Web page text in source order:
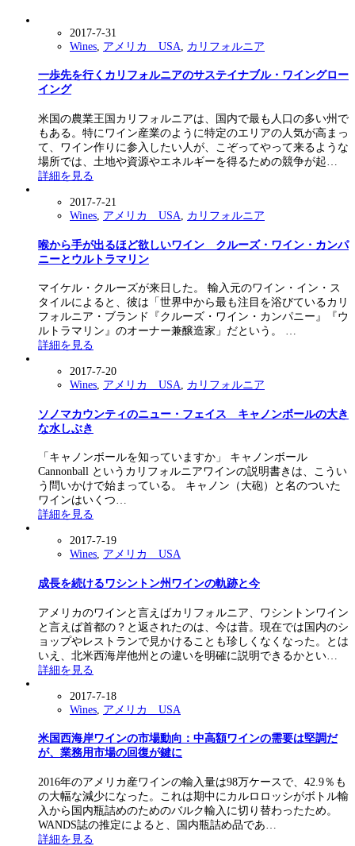
2017-7-31
Wines アメリカ USA カリフォルニア
一歩先を行くカリフォルニアのサステイナブル・ワイングロー
イング
米国の農業王国カリフォルニアは、国内で最も人口の多い州で
もある。特にワイン産業のように特定のエリアの人気が高まっ
て、ワイン作りに参入したい人が、こぞってやって来るような
場所では、土地や資源やエネルギーを得るための競争が起…
詳細を見る
2017-7-21
Wines アメリカ USA カリフォルニア
喉から手が出るほど欲しいワイン クルーズ・ワイン・カンパ
ニーとウルトラマリン
マイケル・クルーズが来日した。 輸入元のワイン・イン・ス
タイルによると、彼は「世界中から最も注目を浴びているカリ
フォルニア・ブランド『クルーズ・ワイン・カンパニー』『ウ
ルトラマリン』のオーナー兼醸造家」だという。 …
詳細を見る
2017-7-20
Wines, アメリカ USA, カリフォルニア
ソノマカウンティのニュー・フェイス キャノンボールの大き
な水しぶき
「キャノンボールを知っていますか」 キャノンボール
Cannonball というカリフォルニアワインの説明書きは、こうい
う問いかけで始まっている。 キャノン（大砲）と名のついた
ワインはいくつ…
詳細を見る
2017-7-19
Wines, アメリカ USA
成長を続けるワシントン州ワインの軌跡と今
アメリカのワインと言えばカリフォルニア、ワシントンワイン
と言えば首都の？と返されたのは、今は昔。現在では国内のシ
ョップやレストランで見かけることも珍しくなくなった。とは
いえ、北米西海岸他州との違いを明確に説明できるかとい…
詳細を見る
2017-7-18
Wines アメリカ USA
米国西海岸ワインの市場動向：中高額ワインの需要は堅調だ
が、業務用市場の回復が鍵に
2016年のアメリカ産ワインの輸入量は98万ケースで、42.9％も
の大幅な減少になった。これは期中にカルロロッシがボトル輸
入から国内瓶詰めのためのバルク輸入に切り替わったため。
WANDS誌の推定によると、国内瓶詰め品であ…
詳細を見る